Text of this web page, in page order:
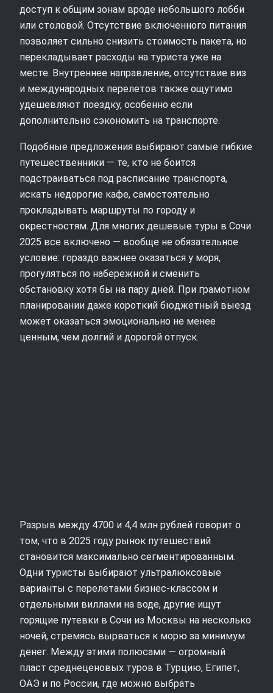
доступ к общим зонам вроде небольшого лобби
или столовой. Отсутствие включенного питания
позволяет сильно снизить стоимость пакета, но
перекладывает расходы на туриста уже на
месте. Внутреннее направление, отсутствие виз
и международных перелетов также ощутимо
удешевляют поездку, особенно если
дополнительно сэкономить на транспорте.
Подобные предложения выбирают самые гибкие
путешественники — те, кто не боится
подстраиваться под расписание транспорта,
искать недорогие кафе, самостоятельно
прокладывать маршруты по городу и
окрестностям. Для многих дешевые туры в Сочи
2025 все включено — вообще не обязательное
условие: гораздо важнее оказаться у моря,
прогуляться по набережной и сменить
обстановку хотя бы на пару дней. При грамотном
планировании даже короткий бюджетный выезд
может оказаться эмоционально не менее
ценным, чем долгий и дорогой отпуск.
Разрыв между 4700 и 4,4 млн рублей говорит о
том, что в 2025 году рынок путешествий
становится максимально сегментированным.
Одни туристы выбирают ультралюксовые
варианты с перелетами бизнес-классом и
отдельными виллами на воде, другие ищут
горящие путевки в Сочи из Москвы на несколько
ночей, стремясь вырваться к морю за минимум
денег. Между этими полюсами — огромный
пласт среднеценовых туров в Турцию, Египет,
ОАЭ и по России, где можно выбрать